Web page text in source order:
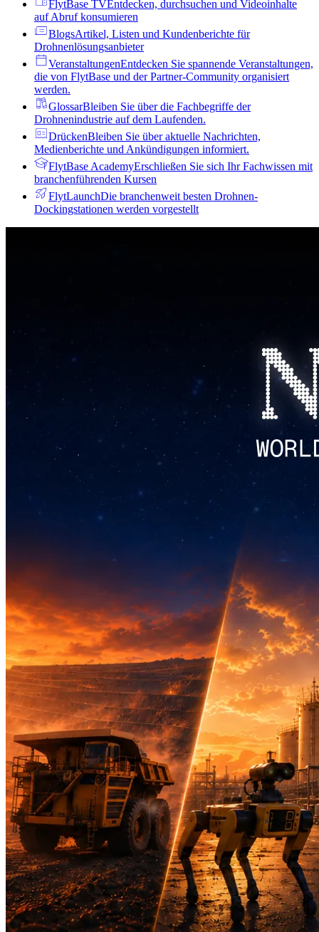
FlytBase TVEntdecken, durchsuchen und Videoinhalte
auf Abruf konsumieren
BlogsArtikel, Listen und Kundenberichte für
Drohnenlösungsanbieter
VeranstaltungenEntdecken Sie spannende Veranstaltungen,
die von FlytBase und der Partner-Community organisiert
werden.
GlossarBleiben Sie über die Fachbegriffe der
Drohnenindustrie auf dem Laufenden.
DrückenBleiben Sie über aktuelle Nachrichten,
Medienberichte und Ankündigungen informiert.
FlytBase AcademyErschließen Sie sich Ihr Fachwissen mit
branchenführenden Kursen
FlytLaunchDie branchenweit besten Drohnen-
Dockingstationen werden vorgestellt